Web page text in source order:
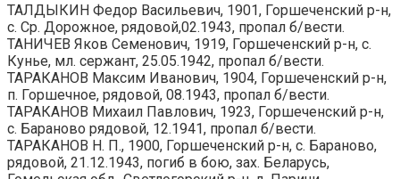
ТАЛДЫКИН Федор Васильевич, 1901, Горшеченский р-н,
с. Ср. Дорожное, рядовой,02.1943, пропал б/вести.
ТАНИЧЕВ Яков Семенович, 1919, Горшеченский р-н, с.
Кунье, мл. сержант, 25.05.1942, пропал б/вести.
ТАРАКАНОВ Максим Иванович, 1904, Горшеченский р-н,
п. Горшечное, рядовой, 08.1943, пропал б/вести.
ТАРАКАНОВ Михаил Павлович, 1923, Горшеченский р-н,
с. Бараново рядовой, 12.1941, пропал б/вести.
ТАРАКАНОВ Н. П., 1900, Горшеченский р-н, с. Бараново,
рядовой, 21.12.1943, погиб в бою, зах. Беларусь,